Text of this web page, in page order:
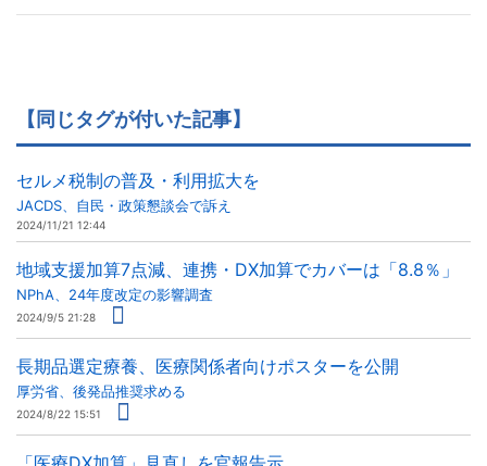
【同じタグが付いた記事】
セルメ税制の普及・利用拡大を
JACDS、自民・政策懇談会で訴え
2024/11/21 12:44
地域支援加算7点減、連携・DX加算でカバーは「8.8％」
NPhA、24年度改定の影響調査
2024/9/5 21:28
長期品選定療養、医療関係者向けポスターを公開
厚労省、後発品推奨求める
2024/8/22 15:51